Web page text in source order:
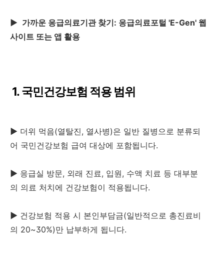
▶ 가까운 응급의료기관 찾기: 응급의료포털 'E-Gen' 웹
사이트 또는 앱 활용
1. 국민건강보험 적용 범위
▶ 더위 먹음(열탈진, 열사병)은 일반 질병으로 분류되
어 국민건강보험 급여 대상에 포함됩니다.
▶ 응급실 방문, 외래 진료, 입원, 수액 치료 등 대부분
의 의료 처치에 건강보험이 적용됩니다.
▶ 건강보험 적용 시 본인부담금(일반적으로 총진료비
의 20~30%)만 납부하게 됩니다.